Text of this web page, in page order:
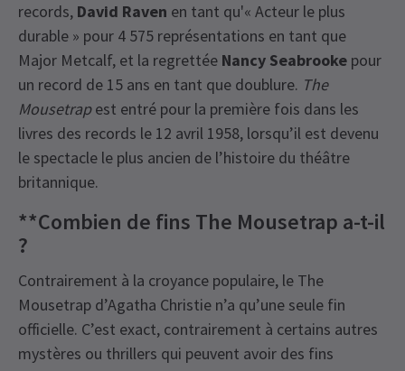
records, David Raven en tant qu'« Acteur le plus
durable » pour 4 575 représentations en tant que
Major Metcalf, et la regrettée Nancy Seabrooke pour
un record de 15 ans en tant que doublure. The
Mousetrapest entré pour la première fois dans les
livres des records le 12 avril 1958, lorsqu’il est devenu
le spectacle le plus ancien de l’histoire du théâtre
britannique.
**Combien de fins The Mousetrap a-t-il
?
Contrairement à la croyance populaire, le The
Mousetrap d’Agatha Christie n’a qu’une seule fin
officielle. C’est exact, contrairement à certains autres
mystères ou thrillers qui peuvent avoir des fins